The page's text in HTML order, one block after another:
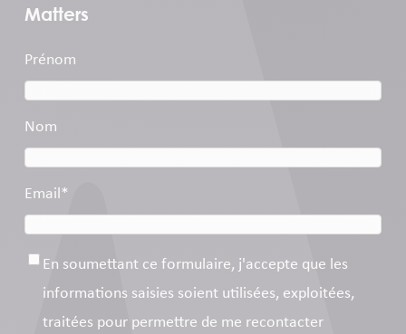
Matters
Prénom
Nom
Email *
Consentement*
En soumettant ce formulaire, j'accepte que les
informations saisies soient utilisées, exploitées,
traitées pour permettre de me recontacter